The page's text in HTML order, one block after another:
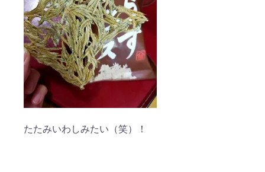
たたみいわしみたい（笑）！